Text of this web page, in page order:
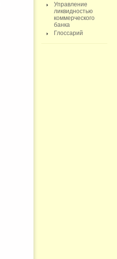
Управление
ликвидностью
коммерческого
банка
Глоссарий